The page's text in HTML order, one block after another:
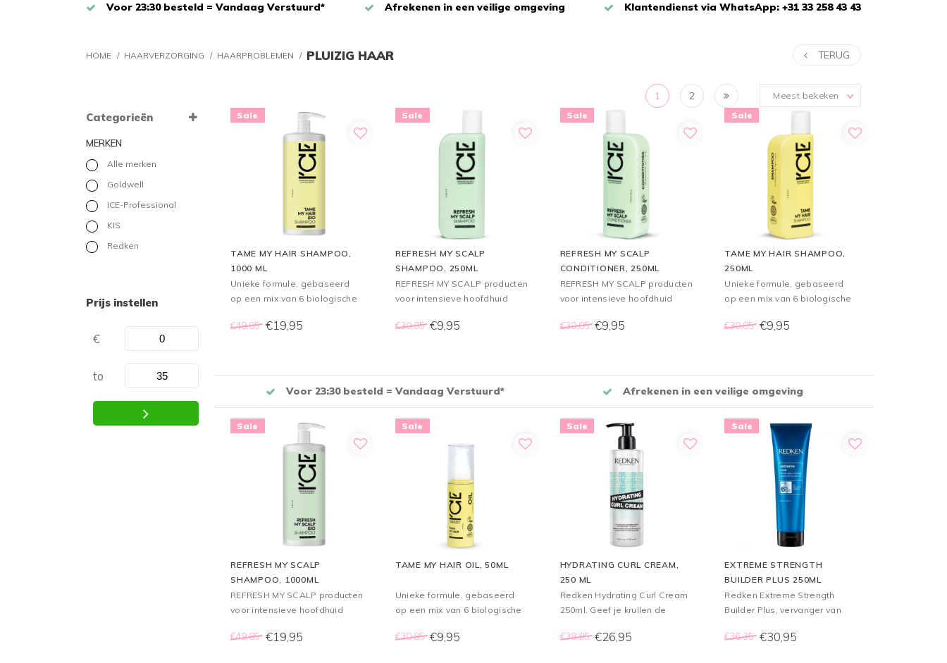
Voor 23:30 besteld = Vandaag Verstuurd* Afrekenen in een veilige omgeving Klantendienst via WhatsApp: +31 33 258 43 43
HOME / HAARVERZORGING / HAARPROBLEMEN / PLUIZIG HAAR TERUG
1 2 Meest bekeken
Categorieën
MERKEN
Alle merken
Goldwell
ICE-Professional
KIS
Redken
Prijs instellen
€
to
Sale
TAME MY HAIR SHAMPOO,
1000 ML
Unieke formule, gebaseerd
op een mix van 6 biologische
golvend en krullend haar,
definiëren.
€49,85 €19,95
Sale
REFRESH MY SCALP
SHAMPOO, 250ML
REFRESH MY SCALP producten
voor intensieve hoofdhuid
€30,85 €9,95
Sale
REFRESH MY SCALP
CONDITIONER, 250ML
REFRESH MY SCALP producten
voor intensieve hoofdhuid
€30,85 €9,95
Sale
TAME MY HAIR SHAMPOO,
250ML
Unieke formule, gebaseerd
op een mix van 6 biologische
golvend en krullend haar,
definiëren.
€30,85 €9,95
in een veilige omgeving Klantendienst via WhatsApp: +31 33 258 43 43 Voor 23:30 besteld = Vandaag Verstuurd*
Sale
REFRESH MY SCALP
SHAMPOO, 1000ML
REFRESH MY SCALP producten
voor intensieve hoofdhuid
€49,85 €19,95
Sale
TAME MY HAIR OIL, 50ML
Unieke formule, gebaseerd
op een mix van 6 biologische
golvend en krullend haar,
€30,85 €9,95
Sale
HYDRATING CURL CREAM,
250 ML
Redken Hydrating Curl Cream
250ml. Geef je krullen de
met Redken Hydrating Curl
€38,85 €26,95
Sale
EXTREME STRENGTH
BUILDER PLUS 250ML
Redken Extreme Strength
Builder Plus, vervanger van
Extreme Strength Builder Plus,
€36,35 €30,95